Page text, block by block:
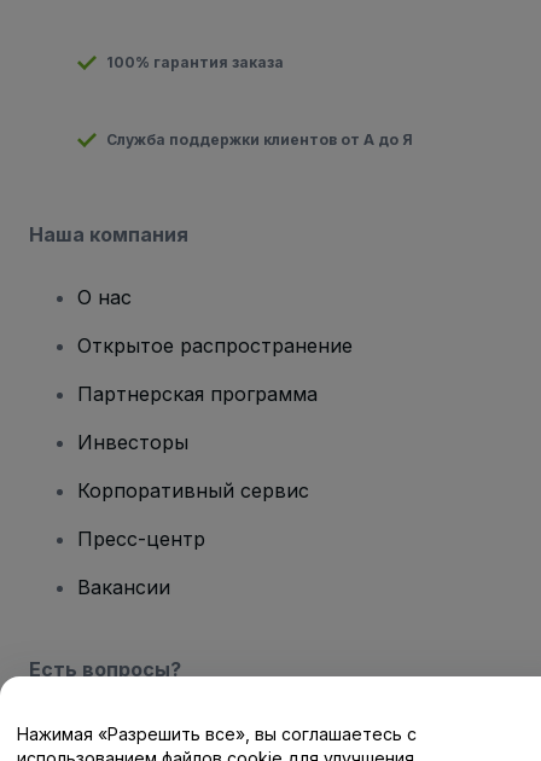
100% гарантия заказа
Служба поддержки клиентов от А до Я
Наша компания
О нас
Открытое распространение
Партнерская программа
Инвесторы
Корпоративный сервис
Пресс-центр
Вакансии
Есть вопросы?
Центр помощи / Свяжитесь с нами
Нажимая «Разрешить все», вы соглашаетесь с